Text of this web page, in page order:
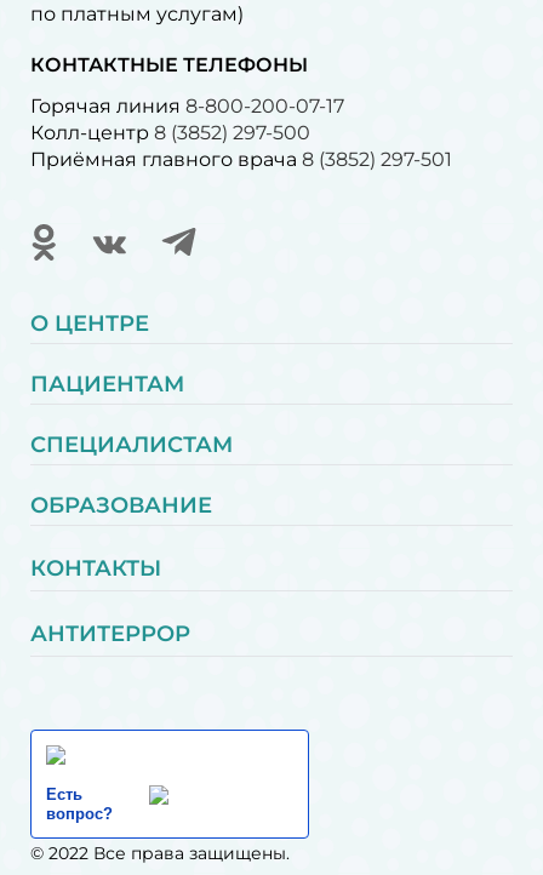
по платным услугам)⁠
КОНТАКТНЫЕ ТЕЛЕФОНЫ
Горячая линия 8-800-200-07-17
Колл-центр 8 (3852) 297-500
Приёмная главного врача 8 (3852) 297-501
О ЦЕНТРЕ
ПАЦИЕНТАМ
СПЕЦИАЛИСТАМ
ОБРАЗОВАНИЕ
КОНТАКТЫ
АНТИТЕРРОР
Есть
вопрос?
© 2022 Все права защищены.